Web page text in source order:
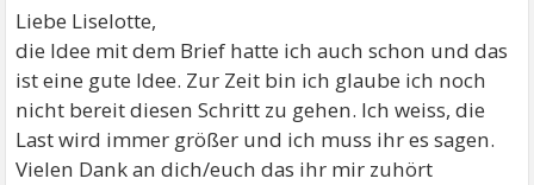
Liebe Liselotte,
die Idee mit dem Brief hatte ich auch schon und das
ist eine gute Idee. Zur Zeit bin ich glaube ich noch
nicht bereit diesen Schritt zu gehen. Ich weiss, die
Last wird immer größer und ich muss ihr es sagen.
Vielen Dank an dich/euch das ihr mir zuhört